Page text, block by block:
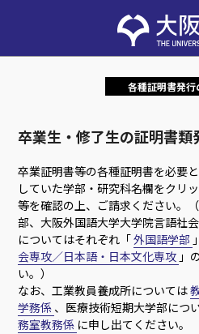
各種証明書発行
卒業生・修了生の証明書類
卒業証明書等の各種証明書を必要
していた学部・研究科名欄をクリ
等を確認の上、ご請求ください。
部、大阪外国語大学大学院言語社
についてはそれぞれ「外国語学部
会専攻／日本語・日本文化専攻 」
い。）
なお、工業教員養成所については
学務係 、医療技術短期大学部につ
務室教務係 に申し出てください。